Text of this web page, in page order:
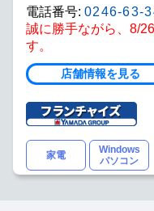
電話番号: 0246-63-
誠に勝手ながら、8/
す。
店舗情報を見る
家電
Windows
パソコン